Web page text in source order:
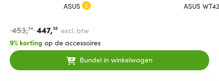
ASUS ASUS
453,50 447,30
excl. btw
9% korting op de accessoires
Bundel in winkelwagen